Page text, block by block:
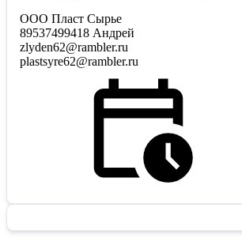
ООО Пласт Сырье
89537499418 Андрей
zlyden62@rambler.ru
plastsyre62@rambler.ru